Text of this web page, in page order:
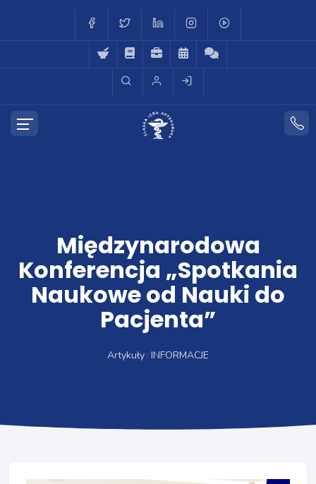
Międzynarodowa
Konferencja „Spotkania
Naukowe od Nauki do
Pacjenta”
Artykuły INFORMACJE